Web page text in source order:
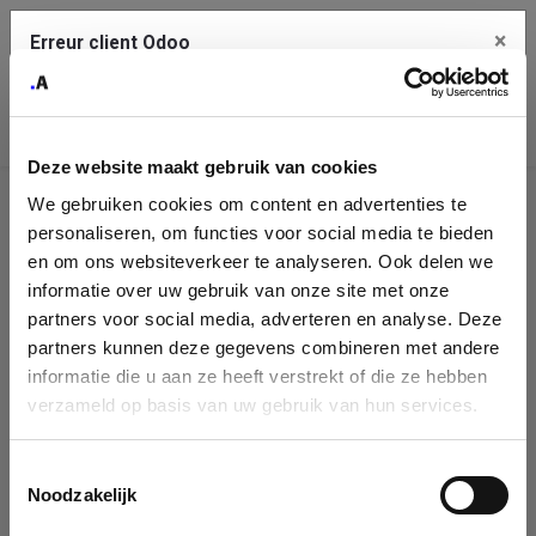
Deze website maakt gebruik van cookies
We gebruiken cookies om content en advertenties te
personaliseren, om functies voor social media te bieden
en om ons websiteverkeer te analyseren. Ook delen we
informatie over uw gebruik van onze site met onze
partners voor social media, adverteren en analyse. Deze
partners kunnen deze gegevens combineren met andere
informatie die u aan ze heeft verstrekt of die ze hebben
verzameld op basis van uw gebruik van hun services.
Noodzakelijk
Identification
de
l'entreprise
Please fill in your company details
form. If you don't find your company in our database, you can create
a new company record with the button below.
Erreur client Odoo ×
Une erreur s'est produite
Utilisez le bouton Copier pour reporter cette erreur à votre
service de support.
Voir les détails
Ok